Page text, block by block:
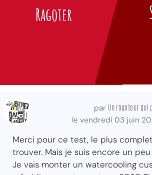
Ragoter
par Un ragoteur qui
le vendredi 03 juin
Merci pour ce test, le plus
trouver. Mais je suis encore un
Je vais monter un watercooling